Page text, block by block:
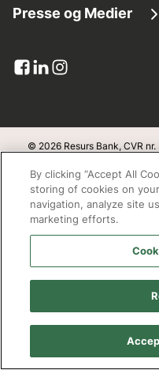
Resurs i tal
Integritet og sikkerhed
Databeskyttelse
Bæredygtighed
Redegørelse fra
Lån penge
Kreditkort
Kundeservice
Klageadgang
Resurs Bank, filial af
SE- 250 24 Helsingborg
Presse og Medier
Pressekontakt
© 2026 Resurs Bank, CVR
By clicking “Accept All
storing of cookies on
navigation, analyze site
marketing efforts.